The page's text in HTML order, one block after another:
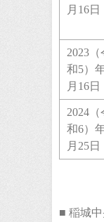
月16日
2023（
和5）
月16日
2024（
和6）
月25日
■ 稲城